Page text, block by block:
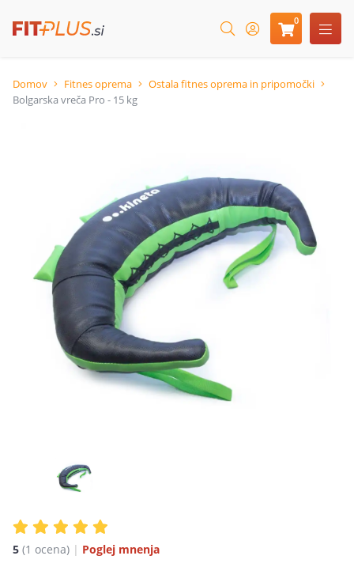
0
Domov Fitnes oprema
Ostala fitnes oprema in pripomočki
Bolgarska vreča Pro - 15 kg
5 (1 ocena) | Poglej mnenja